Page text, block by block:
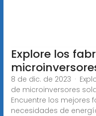
Explore los
8 de dic. de 2023 ·
de microinversores
Encuentre los mejores
necesidades de